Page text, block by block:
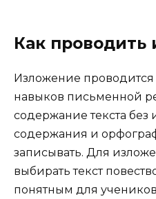
Как проводить
Изложение
навыков письменной
содержание текста без
содержания и
записывать. Для
выбирать текст
понятным для